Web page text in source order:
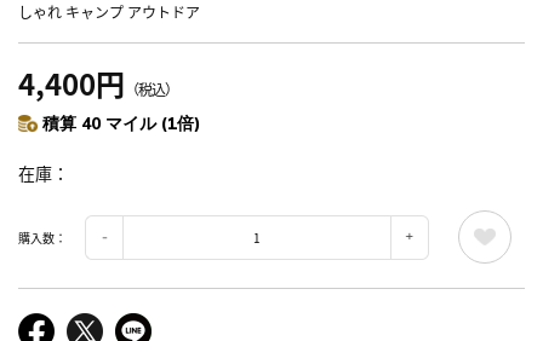
しゃれ キャンプ アウトドア
4,400円 （税込）
積算 40 マイル (1倍)
在庫
購入数：